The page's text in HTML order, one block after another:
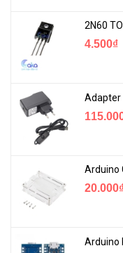
2N60
4.500₫
Arduino